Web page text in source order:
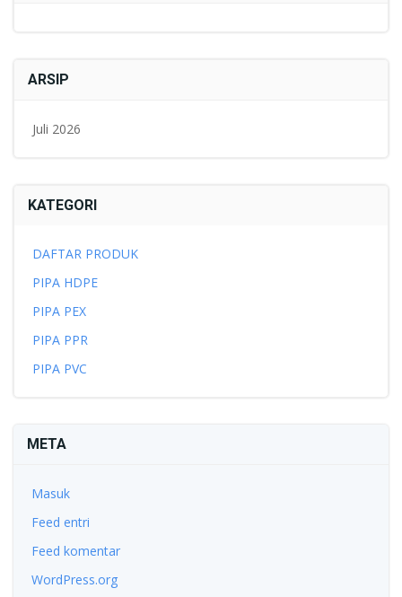
ARSIP
Juli 2026
KATEGORI
DAFTAR PRODUK
PIPA HDPE
PIPA PEX
PIPA PPR
PIPA PVC
META
Masuk
Feed entri
Feed komentar
WordPress.org